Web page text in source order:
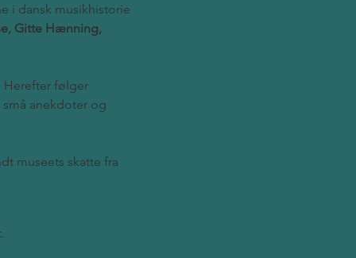
i dansk musikhistorie
Gitte Hænning,
Herefter følger
anekdoter og
museets skatte fra